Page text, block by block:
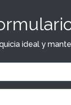
ideal y